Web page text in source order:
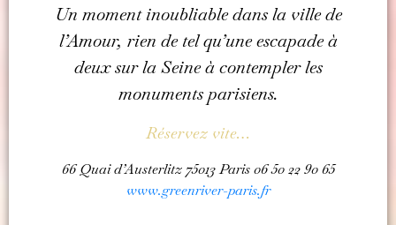
Un moment inoubliable dans la ville de
l’Amour, rien de tel qu’une escapade à
deux sur la Seine à contempler les
monuments parisiens.
Réservez vite…
66 Quai d’Austerlitz 75013 Paris 06 50 22 90 65
www.greenriver-paris.fr